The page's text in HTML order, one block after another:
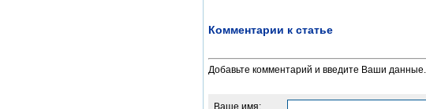
Комментарии к статье
Добавьте комментарий и введите Ваши данные.
Ваше имя: